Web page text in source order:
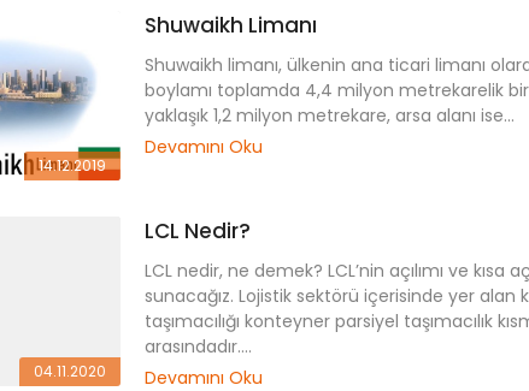
14.12.2019
Shuwaikh Limanı
Shuwaikh limanı, ülkenin ana ticari limanı
boylamı toplamda 4,4 milyon metrekarelik
yaklaşık 1,2 milyon metrekare, arsa alanı ise...
Devamını Oku
04.11.2020
LCL Nedir?
LCL nedir, ne demek? LCL’nin açılımı ve kısa
sunacağız. Lojistik sektörü içerisinde yer alan
taşımacılığı konteyner parsiyel taşımacılık
arasındadır....
Devamını Oku